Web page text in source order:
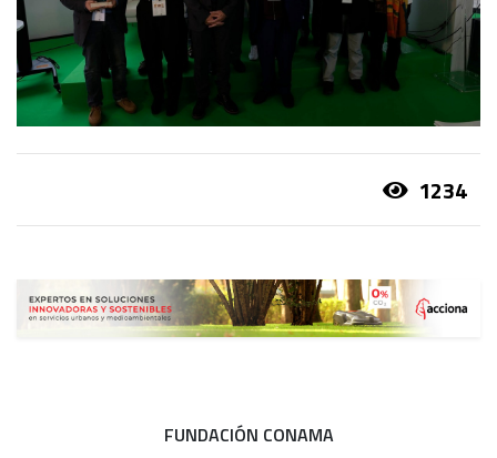
1234
FUNDACIÓN CONAMA